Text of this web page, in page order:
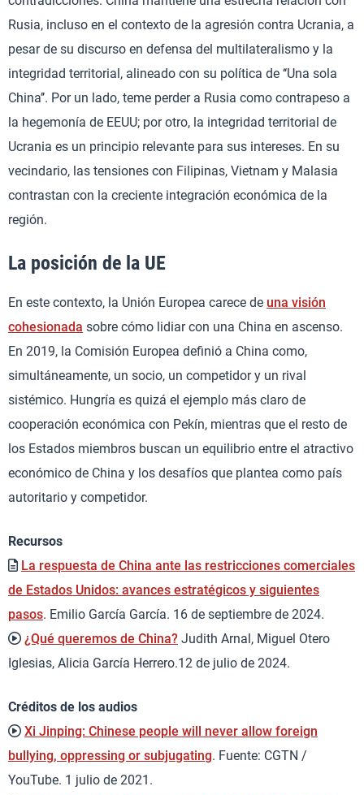
Rusia, incluso en el contexto de la agresión contra Ucrania, a
pesar de su discurso en defensa del multilateralismo y la
integridad territorial, alineado con su política de ‘‘Una sola
China’’. Por un lado, teme perder a Rusia como contrapeso a
la hegemonía de EEUU; por otro, la integridad territorial de
Ucrania es un principio relevante para sus intereses. En su
vecindario, las tensiones con Filipinas, Vietnam y Malasia
contrastan con la creciente integración económica de la
región.
La posición de la UE
En este contexto, la Unión Europea carece de una visión
cohesionada sobre cómo lidiar con una China en ascenso.
En 2019, la Comisión Europea definió a China como,
simultáneamente, un socio, un competidor y un rival
sistémico. Hungría es quizá el ejemplo más claro de
cooperación económica con Pekín, mientras que el resto de
los Estados miembros buscan un equilibrio entre el atractivo
económico de China y los desafíos que plantea como país
autoritario y competidor.
Recursos
La respuesta de China ante las restricciones comerciales
de Estados Unidos: avances estratégicos y siguientes
pasos. Emilio García García. 16 de septiembre de 2024.
¿Qué queremos de China? Judith Arnal, Miguel Otero
Iglesias, Alicia García Herrero.12 de julio de 2024.
Créditos de los audios
Xi Jinping: Chinese people will never allow foreign
bullying, oppressing or subjugating. Fuente: CGTN /
YouTube. 1 julio de 2021.